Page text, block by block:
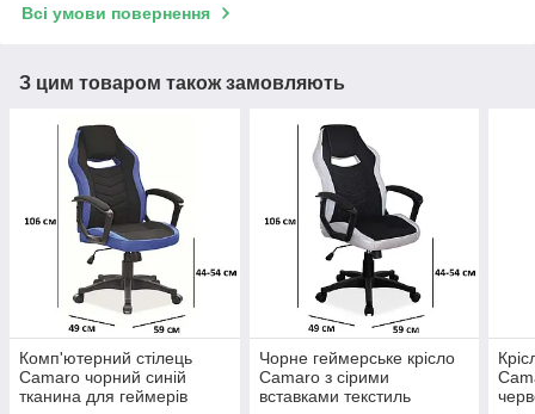
Всі умови повернення
З цим товаром також замовляють
Комп'ютерний стілець
Camaro чорний синій
тканина для геймерів
Чорне геймерське крісло
Camaro з сірими
вставками текстиль